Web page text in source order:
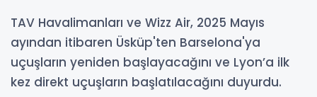
TAV Havalimanları ve Wizz Air, 2025 Mayıs
ayından itibaren Üsküp'ten Barselona'ya
uçuşların yeniden başlayacağını ve Lyon’a ilk
kez direkt uçuşların başlatılacağını duyurdu.